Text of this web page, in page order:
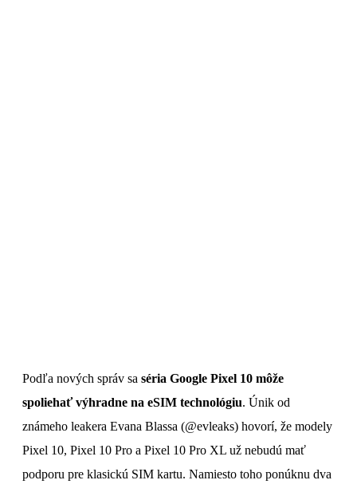
Podľa nových správ sa séria Google Pixel 10 môže
spoliehať výhradne na eSIM technológiu. Únik od
známeho leakera Evana Blassa (@evleaks) hovorí, že modely
Pixel 10, Pixel 10 Pro a Pixel 10 Pro XL už nebudú mať
podporu pre klasickú SIM kartu. Namiesto toho ponúknu dva